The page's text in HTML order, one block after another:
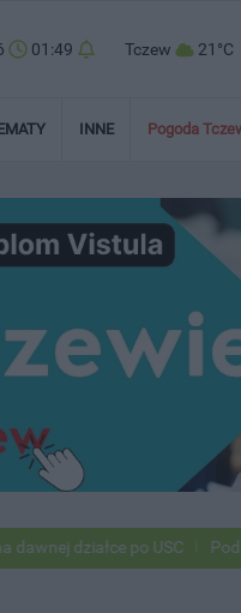
01:49 Tczew 21°C
INNE Pogoda
działce po USC Pod